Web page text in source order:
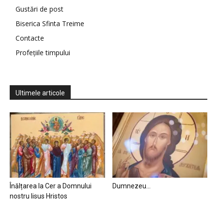
Gustări de post
Biserica Sfinta Treime
Contacte
Profețiile timpului
Ultimele articole
Înălțarea la Cer a Domnului
nostru Iisus Hristos
Dumnezeu…